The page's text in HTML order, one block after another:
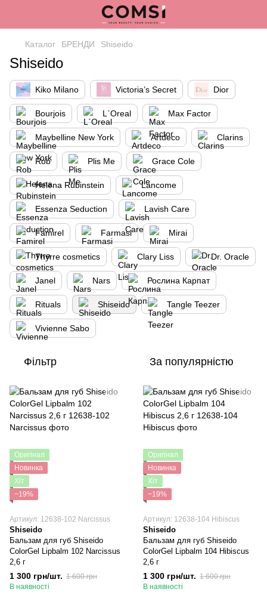
Каталог БРЕНДИ Shiseido
Shiseido
Kiko Milano Victoria’s Secret Dior
Bourjois L`Oreal Max Factor
Maybelline New York Artdeco Clarins
Rob Plis Me Grace Cole
Helena Rubinstein Lancome
Essenza Seduction Lavish Care
Famirel Farmasi Mirai
Thyrre cosmetics Clary Liss Dr. Oracle
Janel Nars Рослина Карпат
Rituals Shiseido Tangle Teezer
Vivienne Sabo
Фільтр За популярністю
Оригінал
Новинка
Хіт
−19%
Артикул: 12638-102 Narcissus
Shiseido
Бальзам для губ Shiseido
ColorGel Lipbalm 102 Narcissus
2,6 г
1 300 грн/шт. 1 600 грн
В наявності
Оригінал
Новинка
Хіт
−19%
Артикул: 12638-104 Hibiscus
Shiseido
Бальзам для губ Shiseido
ColorGel Lipbalm 104 Hibiscus
2,6 г
1 300 грн/шт. 1 600 грн
В наявності